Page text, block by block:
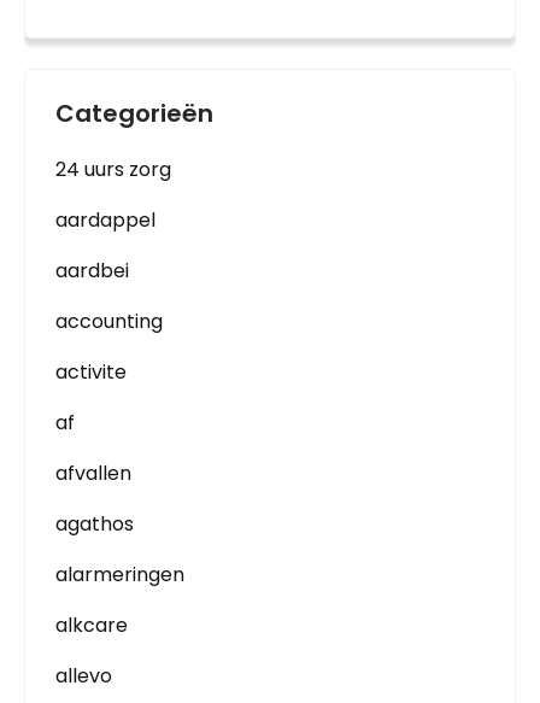
Categorieën
24 uurs zorg
aardappel
aardbei
accounting
activite
af
afvallen
agathos
alarmeringen
alkcare
allevo